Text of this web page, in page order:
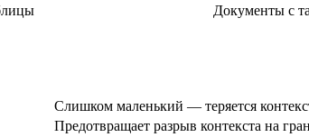
Документы с
Слишком маленький — теряется
Предотвращает разрыв контекста на